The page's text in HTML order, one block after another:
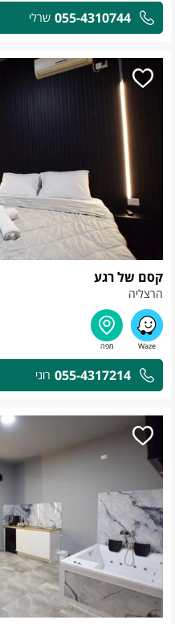
055-4310744 שרלי
קסם של רגע
הרצליה
055-4317214 רוני